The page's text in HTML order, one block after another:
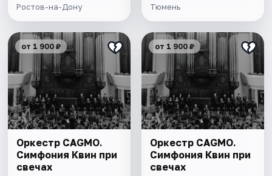
Ростов-на-Дону Тюмень
от 1 900 ₽
Оркестр CAGMO.
Симфония Квин при
свечах
от 1 900 ₽
Оркестр CAGMO.
Симфония Квин при
свечах